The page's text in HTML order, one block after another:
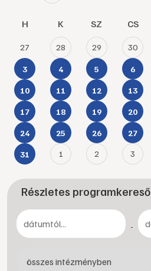
H K SZ CS
27 28 29 30
3 4 5 6
10 11 12 13
17 18 19 20
24 25 26 27
31 1 2 3
Részletes programkereső
-